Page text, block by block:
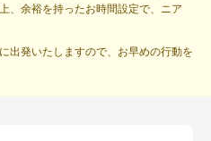
、余裕を持ったお時間設定で、ニア
出発いたしますので、お早めの行動を